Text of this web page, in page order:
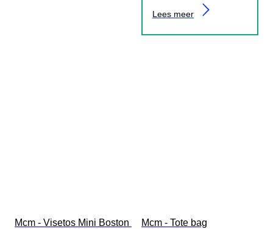
Lees meer
Mcm - Visetos Mini Boston
Mcm - Tote bag